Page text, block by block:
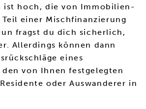
ist hoch, die von Immobilien-
einer Mischfinanzierung
fragst du dich sicherlich,
Allerdings können dann
eines
von Ihnen festgelegten
oder Auswanderer in